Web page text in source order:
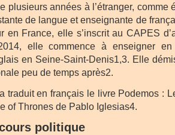
plusieurs années à l’étranger, comme
de langue et enseignante de
en France, elle s’inscrit au CAPES
elle commence à enseigner en
en Seine-Saint-Denis1,3. Elle
peu de temps après2.
traduit en français le livre Podemos :
of Thrones de Pablo Iglesias4.
politique